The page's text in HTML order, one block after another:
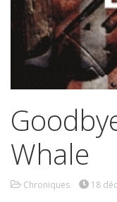
Whale
Chroniques 18